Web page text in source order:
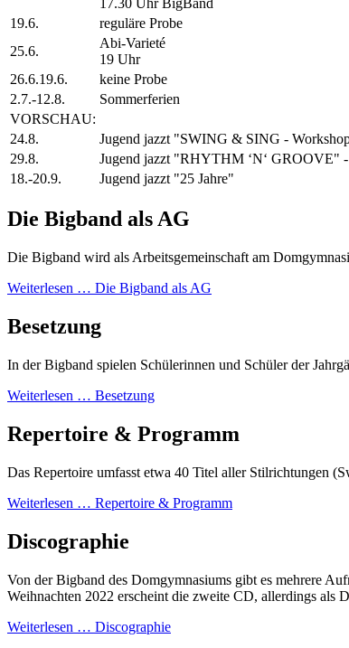
19.6.
reguläre Probe
25.6.
Abi-Varieté
19 Uhr
26.6.19.6.
keine Probe
2.7.-12.8.
Sommerferien
VORSCHAU:
24.8.
Jugend jazzt "SWING & SING -
29.8.
Jugend jazzt "RHYTHM ‘N‘ GROOVE"
18.-20.9.
Jugend jazzt "25 Jahre"
Die Bigband als AG
Die Bigband wird als Arbeitsgemeinschaft am
Weiterlesen … Die Bigband als AG
Besetzung
In der Bigband spielen Schülerinnen und Schüler der
Weiterlesen … Besetzung
Repertoire & Programm
Das Repertoire umfasst etwa 40 Titel aller Stilrichtungen
Weiterlesen … Repertoire & Programm
Discographie
Von der Bigband des Domgymnasiums gibt es mehrere
Weihnachten 2022 erscheint die zweite CD, allerdings als
Weiterlesen … Discographie